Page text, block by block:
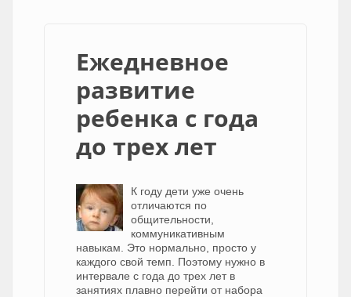
Ежедневное
развитие
ребенка с года
до трех лет
К году дети уже очень
отличаются по
общительности,
коммуникативным
навыкам. Это нормально, просто у
каждого свой темп. Поэтому нужно в
интервале с года до трех лет в
занятиях плавно перейти от набора